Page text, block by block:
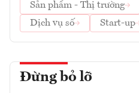
Sản phẩm - Thị trường
Dịch vụ số
Start-up
Đừng bỏ lỡ